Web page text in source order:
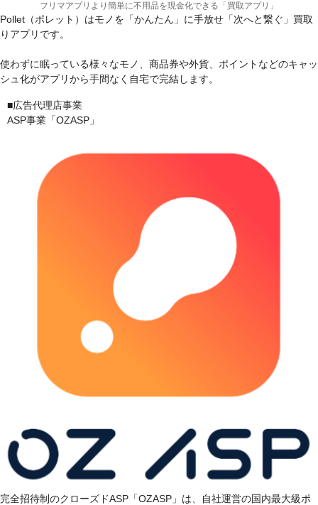
フリマアプリより簡単に不用品を現金化できる「買取アプリ」
Pollet（ポレット）はモノを「かんたん」に手放せ「次へと繋ぐ」買取
りアプリです。
使わずに眠っている様々なモノ、商品券や外貨、ポイントなどのキャッ
シュ化がアプリから手間なく自宅で完結します。
■広告代理店事業
ASP事業「OZASP」
完全招待制のクローズドASP「OZASP」は、自社運営の国内最大級ポ